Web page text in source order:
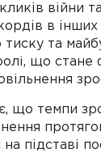
війни
в
тиску та
що стане
що темпи
підставі